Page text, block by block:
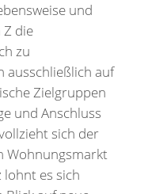
und
Z die
zu
ausschließlich auf
Zielgruppen
und Anschluss
sich der
Wohnungsmarkt
es sich